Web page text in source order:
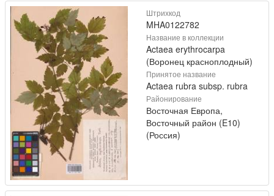
Штрихкод
MHA0122782
Название в коллекции
Actaea erythrocarpa
(Воронец красноплодный)
Принятое название
Actaea rubra subsp. rubra
Районирование
Восточная Европа,
Восточный район (E10)
(Россия)